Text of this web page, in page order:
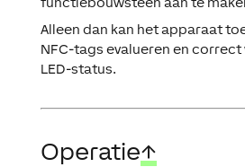
Alleen dan kan het apparaat
NFC-tags evalueren en correct
LED-status.
Operatie↑